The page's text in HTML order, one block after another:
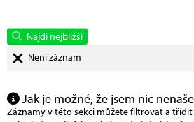
Najdi nejbližší
Není záznam
Jak je možné, že jsem nic
Záznamy v této sekci můžete filtrovat a